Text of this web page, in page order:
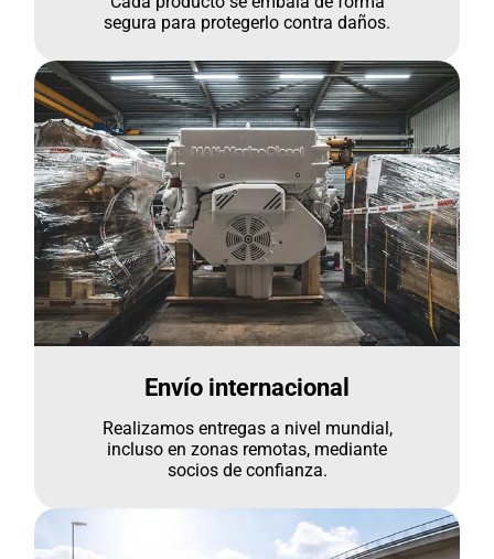
segura para protegerlo contra daños.
Envío internacional
Realizamos entregas a nivel mundial,
incluso en zonas remotas, mediante
socios de confianza.